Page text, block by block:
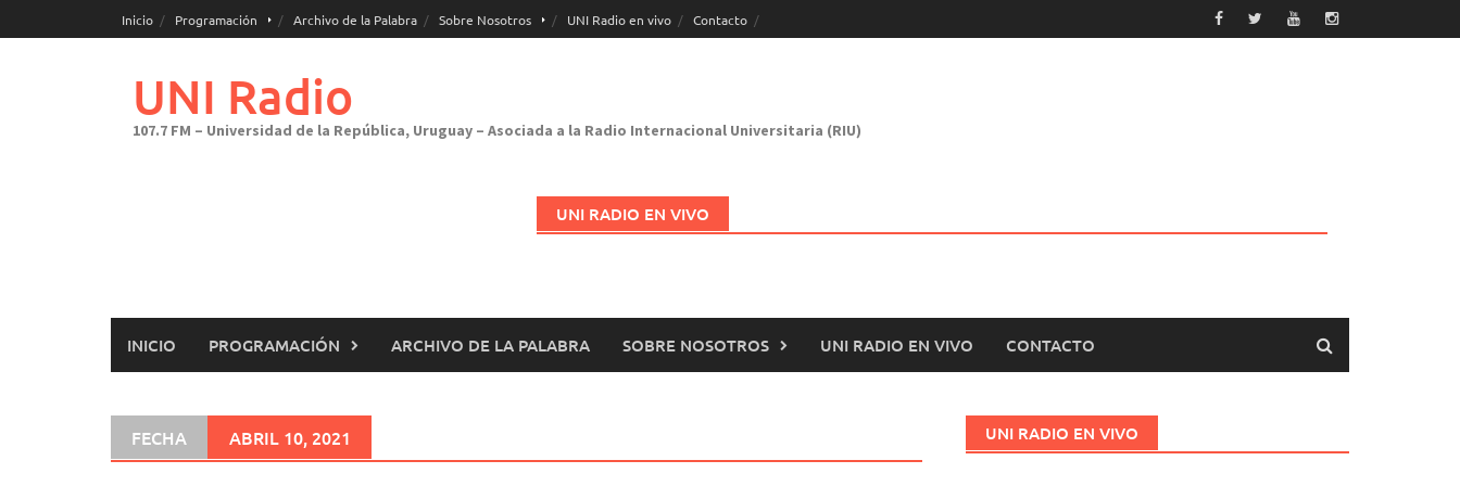
al
Inicio Programación Archivo de la Palabra Sobre Nosotros UNI Radio en vivo Contacto
UNI Radio
107.7 FM – Universidad de la República, Uruguay – Asociada a la Radio Internacional Universitaria (RIU)
UNI RADIO EN VIVO
INICIO PROGRAMACIÓN ARCHIVO DE LA PALABRA SOBRE NOSOTROS UNI RADIO EN VIVO CONTACTO
FECHA ABRIL 10, 2021 UNI RADIO EN VIVO